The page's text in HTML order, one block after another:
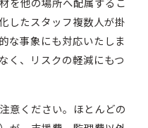
したスタッフ複数人が掛
な事象にも対応いたしま
く、リスクの軽減にもつ
意ください。ほとんどの